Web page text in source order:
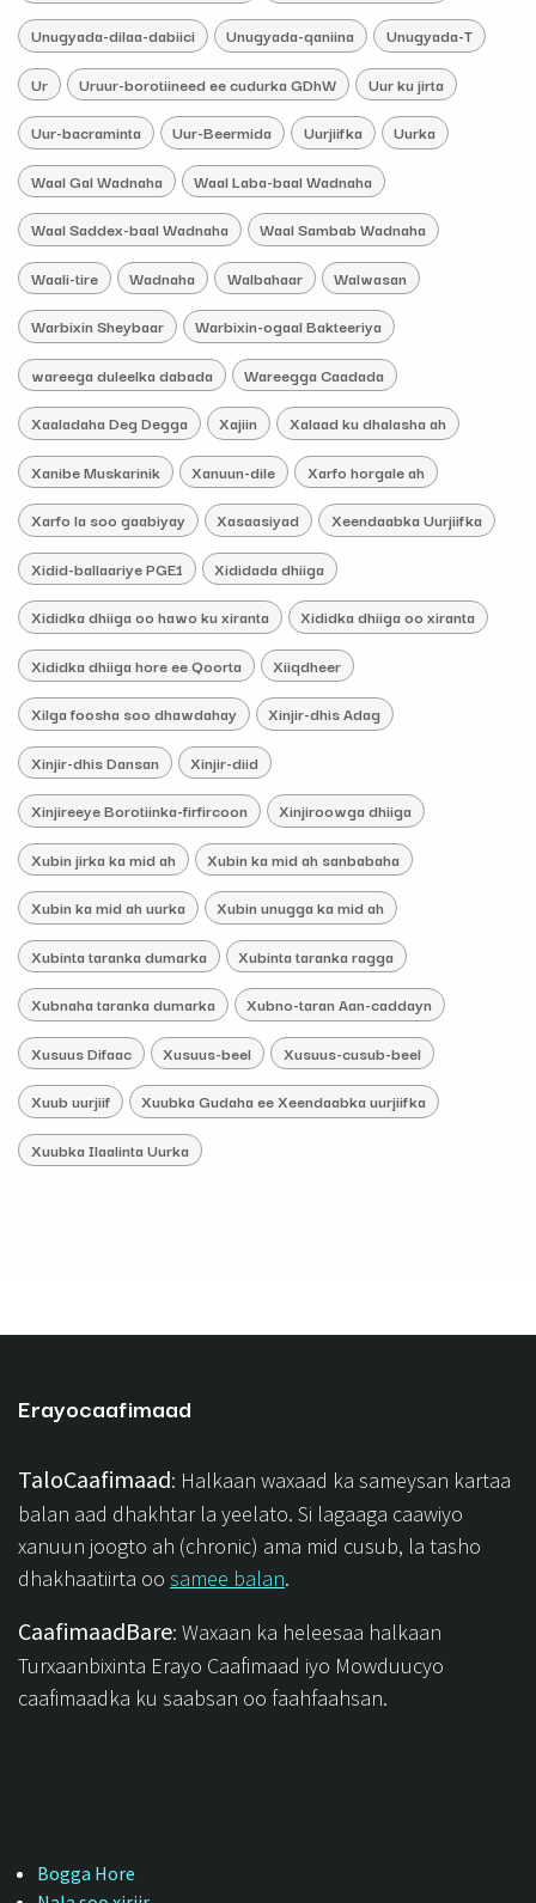
Unugyada-dilaa-dabiici Unugyada-qaniina Unugyada-T
Ur Uruur-borotiineed ee cudurka GDhW Uur ku jirta
Uur-bacraminta Uur-Beermida Uurjiifka Uurka
Waal Gal Wadnaha Waal Laba-baal Wadnaha
Waal Saddex-baal Wadnaha Waal Sambab Wadnaha
Waali-tire Wadnaha Walbahaar Walwasan
Warbixin Sheybaar Warbixin-ogaal Bakteeriya
wareega duleelka dabada Wareegga Caadada
Xaaladaha Deg Degga Xajiin Xalaad ku dhalasha ah
Xanibe Muskarinik Xanuun-dile Xarfo horgale ah
Xarfo la soo gaabiyay Xasaasiyad Xeendaabka Uurjiifka
Xidid-ballaariye PGE1 Xididada dhiiga
Xididka dhiiga oo hawo ku xiranta Xididka dhiiga oo xiranta
Xididka dhiiga hore ee Qoorta Xiiqdheer
Xilga foosha soo dhawdahay Xinjir-dhis Adag
Xinjir-dhis Dansan Xinjir-diid
Xinjireeye Borotiinka-firfircoon Xinjiroowga dhiiga
Xubin jirka ka mid ah Xubin ka mid ah sanbabaha
Xubin ka mid ah uurka Xubin unugga ka mid ah
Xubinta taranka dumarka Xubinta taranka ragga
Xubnaha taranka dumarka Xubno-taran Aan-caddayn
Xusuus Difaac Xusuus-beel Xusuus-cusub-beel
Xuub uurjiif Xuubka Gudaha ee Xeendaabka uurjiifka
Xuubka Ilaalinta Uurka
Erayocaafimaad
TaloCaafimaad: Halkaan waxaad ka sameysan kartaa
balan aad dhakhtar la yeelato. Si lagaaga caawiyo
xanuun joogto ah (chronic) ama mid cusub, la tasho
dhakhaatiirta oo samee balan.
CaafimaadBare: Waxaan ka heleesaa halkaan
Turxaanbixinta Erayo Caafimaad iyo Mowduucyo
caafimaadka ku saabsan oo faahfaahsan.
Bogga Hore